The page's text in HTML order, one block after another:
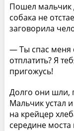
Пошел мальчик
собака не
заговорила
— Ты спас меня
отплатить? Я
пригожусь!
Долго они шли,
Мальчик устал
на крейцер
середине